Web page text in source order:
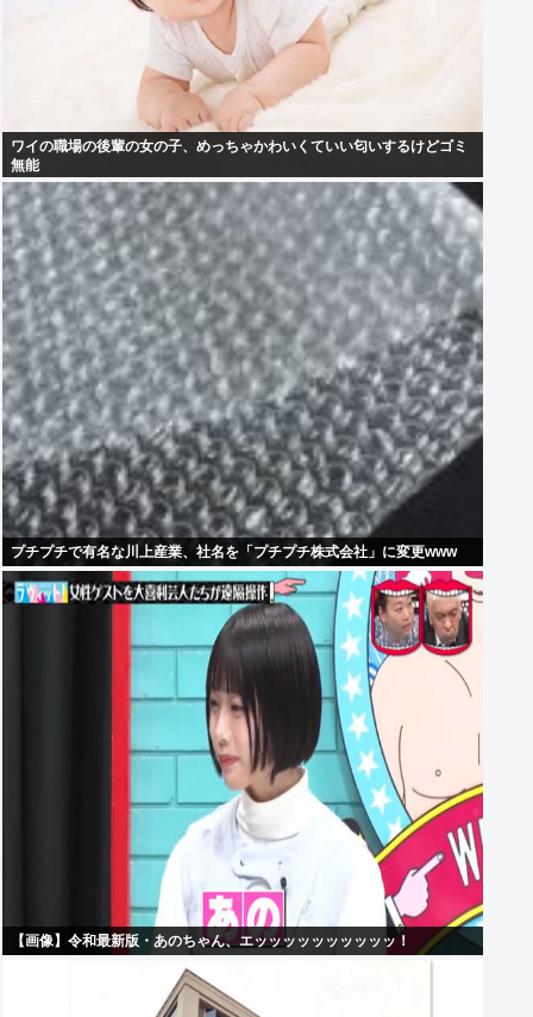
ワイの職場の後輩の女の子、めっちゃかわいくていい匂いするけどゴミ
無能
プチプチで有名な川上産業、社名を「プチプチ株式会社」に変更www
【画像】令和最新版・あのちゃん、エッッッッッッッッッッ！